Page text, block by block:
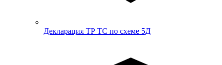
Декларация ТР ТС по схеме 5Д